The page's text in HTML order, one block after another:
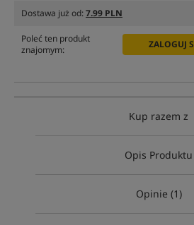
Dostawa już od:7.99 PLN
Poleć ten produkt
znajomym:
ZALOGUJ
Kup razem z
Opis Produktu
Opinie (1)